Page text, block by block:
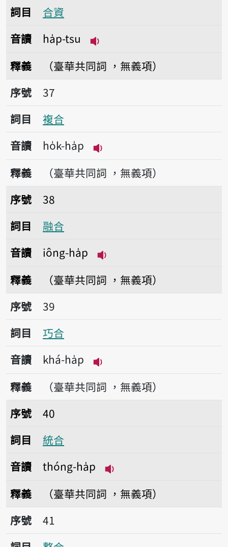
詞目
合資
音讀
ha̍p-tsu
釋義
（臺華共同詞 ，無義項）
序號37複合
序號
37
詞目
複合
音讀
ho̍k-ha̍p
播放音讀ho̍k-ha̍p
釋義
（臺華共同詞 ，無義項）
序號38融合
序號
38
詞目
融合
音讀
iông-ha̍p
釋義
（臺華共同詞 ，無義項）
序號39巧合
序號
39
詞目
巧合
音讀
khá-ha̍p
播放音讀khá-ha̍p
釋義
（臺華共同詞 ，無義項）
序號40統合
序號
40
詞目
統合
音讀
thóng-ha̍p
釋義
（臺華共同詞 ，無義項）
序號41整合
序號
41